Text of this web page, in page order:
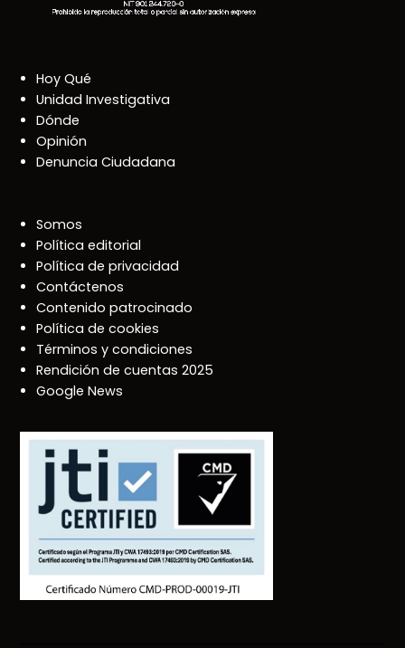
Hoy Qué
Unidad Investigativa
Dónde
Opinión
Denuncia Ciudadana
Somos
Política editorial
Política de privacidad
Contáctenos
Contenido patrocinado
Política de cookies
Términos y condiciones
Rendición de cuentas 2025
Google News